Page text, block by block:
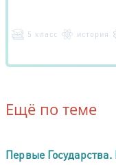
5 класс история
Ещё по теме
Первые